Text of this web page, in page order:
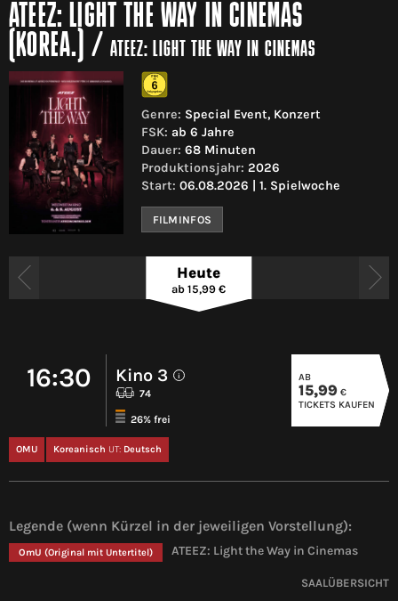
ATEEZ: LIGHT THE WAY IN CINEMAS
(KOREA.) / ATEEZ: LIGHT THE WAY IN CINEMAS
Genre: Special Event, Konzert
FSK: ab 6 Jahre
Dauer: 68 Minuten
Produktionsjahr: 2026
Start: 06.08.2026 | 1. Spielwoche
FILMINFOS
Heute
ab 15,99 €
16:30 Kino 3 i
74
26% frei
OMU Koreanisch UT: Deutsch
AB
15,99 €
TICKETS KAUFEN
Legende (wenn Kürzel in der jeweiligen Vorstellung):
OmU (Original mit Untertitel) ATEEZ: Light the Way in Cinemas
SAALÜBERSICHT